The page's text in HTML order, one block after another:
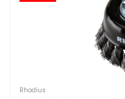
Rhodius